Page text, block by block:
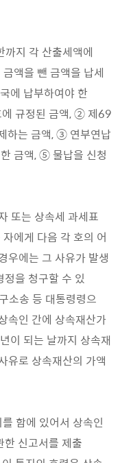
지 각 산출세액에
액을 뺀 금액을 납세
에 납부하여야 한
규정된 금액, ② 제69
하는 금액, ③ 연부연납
금액, ⑤ 물납을 신청
또는 상속세 과세표
에게 다음 각 호의 어
우에는 그 사유가 발생
을 청구할 수 있
소송 등 대통령령으
속인 간에 상속재산가
이 되는 날까지 상속재
유로 상속재산의 가액
함에 있어서 상속인
신고서를 제출